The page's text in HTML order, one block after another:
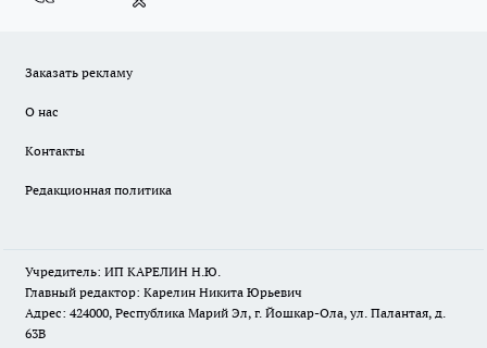
Заказать рекламу
О нас
Контакты
Редакционная политика
Учредитель: ИП КАРЕЛИН Н.Ю.
Главный редактор: Карелин Никита Юрьевич
Адрес: 424000, Республика Марий Эл, г. Йошкар-Ола, ул. Палантая, д.
63В